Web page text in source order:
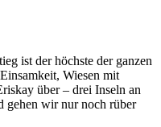
ist der höchste der ganzen
Wiesen mit
über – drei Inseln an
gehen wir nur noch rüber